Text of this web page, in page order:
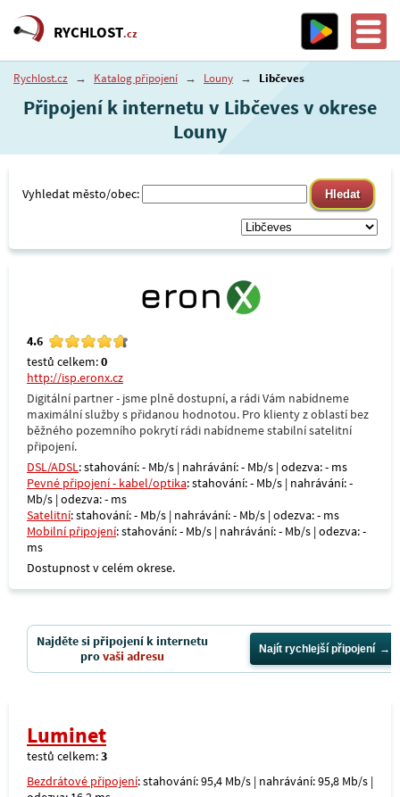
RYCHLOST.cz
Rychlost.cz → Katalog připojení → Louny → Libčeves
Připojení k internetu v Libčeves v okrese
Louny
Vyhledat město/obec:
4.6
testů celkem:0
http://isp.eronx.cz
Digitální partner - jsme plně dostupní, a rádi Vám nabídneme
maximální služby s přidanou hodnotou. Pro klienty z oblastí bez
běžného pozemního pokrytí rádi nabídneme stabilní satelitní
připojení.
DSL/ADSL: stahování: - Mb/s | nahrávání: - Mb/s | odezva: - ms
Pevné připojení - kabel/optika: stahování: - Mb/s | nahrávání: -
Mb/s | odezva: - ms
Satelitní: stahování: - Mb/s | nahrávání: - Mb/s | odezva: - ms
Mobilní připojení: stahování: - Mb/s | nahrávání: - Mb/s | odezva: -
ms
Dostupnost v celém okrese.
Najděte si připojení k internetu
provaši adresu Najít rychlejší připojení
Luminet
testů celkem:3
Bezdrátové připojení: stahování: 95,4 Mb/s | nahrávání: 95,8 Mb/s |